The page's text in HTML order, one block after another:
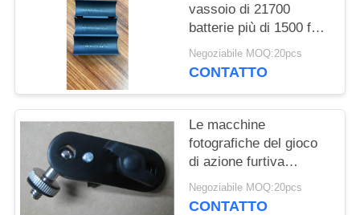
POLITICA
SULLA
PRIVACY
vassoio di 21700
batterie più di 1500 foto
hanno inviato la visione
notturna che cerca gli
del gioco della
macchina fotografica
Negoziabile MOQ:20pcs
CONTATTO
Le macchine
fotografiche del gioco
di azione furtiva
trascinano i supporti di
attacco della macchina
Negoziabile MOQ:20pcs
CONTATTO